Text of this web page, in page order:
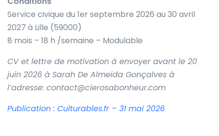
Service civique du 1er septembre 2026 au 30 avril
2027 à Lille (59000)
8 mois – 18 h /semaine – Modulable
CV et lettre de motivation à envoyer avant le 20
juin 2026 à Sarah De Almeida Gonçalves à
l’adresse: contact@cierosabonheur.com
Publication : Culturables.fr – 31 mai 2026